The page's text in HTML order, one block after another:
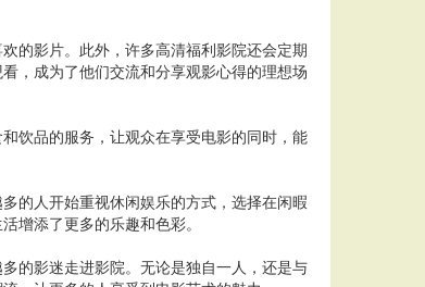
的影片。此外，许多高清福利影院还会定期
，成为了他们交流和分享观影心得的理想场
饮品的服务，让观众在享受电影的同时，能
的人开始重视休闲娱乐的方式，选择在闲暇
增添了更多的乐趣和色彩。
的影迷走进影院。无论是独自一人，还是与